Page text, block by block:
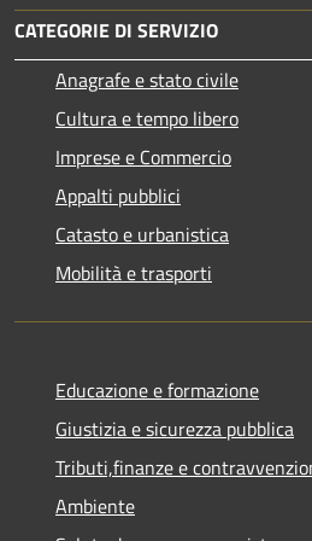
CATEGORIE DI SERVIZIO
Anagrafe e stato civile
Cultura e tempo libero
Imprese e Commercio
Appalti pubblici
Catasto e urbanistica
Mobilità e trasporti
Educazione e formazione
Giustizia e sicurezza pubblica
Tributi,finanze e
Ambiente